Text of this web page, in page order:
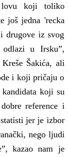
koji toliko
još jedna 'recka
drugove iz svog
u Irsku”,
Šakića, ali
i koji pričaju o
koji su
reference i
jer je izbor
nego ljudi
kazao nam je